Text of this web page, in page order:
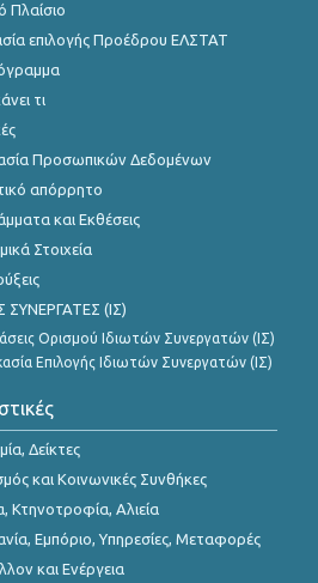
Ιουνίου 2024
Απριλίου 2024
Μαρτίου 2024
Φεβρουαρίου 2024
Ιανουαρίου 2024
Δεκεμβρίου 2023
Νοεμβρίου 2023
Σεπτεμβρίου 2023
Αυγούστου 2023
Ιουλίου 2023
Πλαίσιο
επιλογής Προέδρου ΕΛΣΤΑΤ
τι
Προσωπικών Δεδομένων
απόρρητο
και Εκθέσεις
Στοιχεία
ΣΥΝΕΡΓΑΤΕΣ (ΙΣ)
Ορισμού Ιδιωτών Συνεργατών (ΙΣ)
Επιλογής Ιδιωτών Συνεργατών (ΙΣ)
Δείκτες
και Κοινωνικές Συνθήκες
Κτηνοτροφία, Αλιεία
Εμπόριο, Υπηρεσίες, Μεταφορές
και Ενέργεια